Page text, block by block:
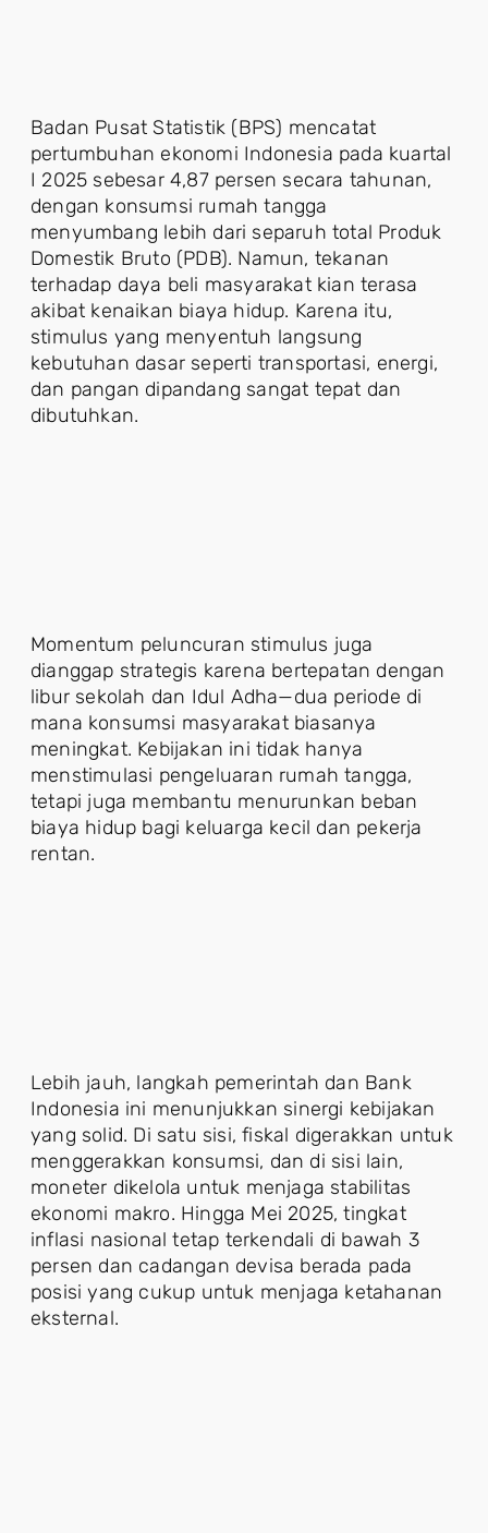
Badan Pusat Statistik (BPS) mencatat
pertumbuhan ekonomi Indonesia pada kuartal
I 2025 sebesar 4,87 persen secara tahunan,
dengan konsumsi rumah tangga
menyumbang lebih dari separuh total Produk
Domestik Bruto (PDB). Namun, tekanan
terhadap daya beli masyarakat kian terasa
akibat kenaikan biaya hidup. Karena itu,
stimulus yang menyentuh langsung
kebutuhan dasar seperti transportasi, energi,
dan pangan dipandang sangat tepat dan
dibutuhkan.
Momentum peluncuran stimulus juga
dianggap strategis karena bertepatan dengan
libur sekolah dan Idul Adha—dua periode di
mana konsumsi masyarakat biasanya
meningkat. Kebijakan ini tidak hanya
menstimulasi pengeluaran rumah tangga,
tetapi juga membantu menurunkan beban
biaya hidup bagi keluarga kecil dan pekerja
rentan.
Lebih jauh, langkah pemerintah dan Bank
Indonesia ini menunjukkan sinergi kebijakan
yang solid. Di satu sisi, fiskal digerakkan untuk
menggerakkan konsumsi, dan di sisi lain,
moneter dikelola untuk menjaga stabilitas
ekonomi makro. Hingga Mei 2025, tingkat
inflasi nasional tetap terkendali di bawah 3
persen dan cadangan devisa berada pada
posisi yang cukup untuk menjaga ketahanan
eksternal.